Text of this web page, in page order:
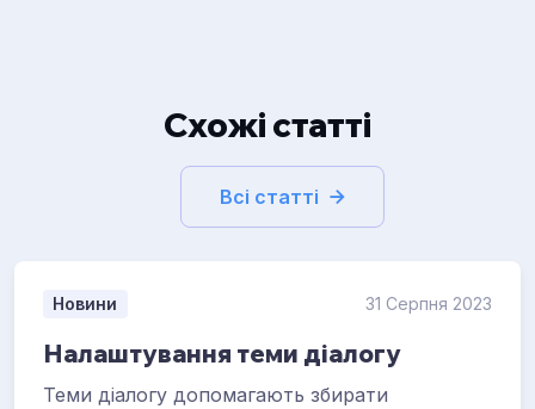
Схожі статті
Всі статті
Новини 31 Серпня 2023
Налаштування теми діалогу
Теми діалогу допомагають збирати